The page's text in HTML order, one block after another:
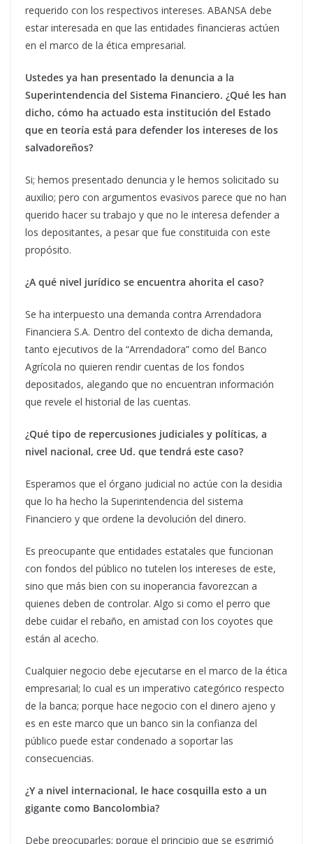
requerido con los respectivos intereses. ABANSA debe
estar interesada en que las entidades financieras actúen
en el marco de la ética empresarial.
Ustedes ya han presentado la denuncia a la
Superintendencia del Sistema Financiero. ¿Qué les han
dicho, cómo ha actuado esta institución del Estado
que en teoría está para defender los intereses de los
salvadoreños?
Si; hemos presentado denuncia y le hemos solicitado su
auxilio; pero con argumentos evasivos parece que no han
querido hacer su trabajo y que no le interesa defender a
los depositantes, a pesar que fue constituida con este
propósito.
¿A qué nivel jurídico se encuentra ahorita el caso?
Se ha interpuesto una demanda contra Arrendadora
Financiera S.A. Dentro del contexto de dicha demanda,
tanto ejecutivos de la “Arrendadora” como del Banco
Agrícola no quieren rendir cuentas de los fondos
depositados, alegando que no encuentran información
que revele el historial de las cuentas.
¿Qué tipo de repercusiones judiciales y políticas, a
nivel nacional, cree Ud. que tendrá este caso?
Esperamos que el órgano judicial no actúe con la desidia
que lo ha hecho la Superintendencia del sistema
Financiero y que ordene la devolución del dinero.
Es preocupante que entidades estatales que funcionan
con fondos del público no tutelen los intereses de este,
sino que más bien con su inoperancia favorezcan a
quienes deben de controlar. Algo si como el perro que
debe cuidar el rebaño, en amistad con los coyotes que
están al acecho.
Cualquier negocio debe ejecutarse en el marco de la ética
empresarial; lo cual es un imperativo categórico respecto
de la banca; porque hace negocio con el dinero ajeno y
es en este marco que un banco sin la confianza del
público puede estar condenado a soportar las
consecuencias.
¿Y a nivel internacional, le hace cosquilla esto a un
gigante como Bancolombia?
Debe preocuparles; porque el principio que se esgrimió